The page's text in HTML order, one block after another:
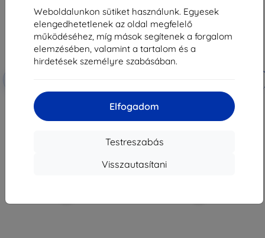
Weboldalunkon sütiket használunk. Egyesek
elengedhetetlenek az oldal megfelelő
működéséhez, míg mások segítenek a forgalom
elemzésében, valamint a tartalom és a
hirdetések személyre szabásában.
Elfogadom
Testreszabás
Visszautasítani
Taktikai TPU tok Xiaomi 17T Pro
készülékhez, átlátszó
(57983131017)
Raktáron > 5 darab
3mk Clear Case tok
okostelefonhoz Xiaomi 17T Pro
3 590 Ft